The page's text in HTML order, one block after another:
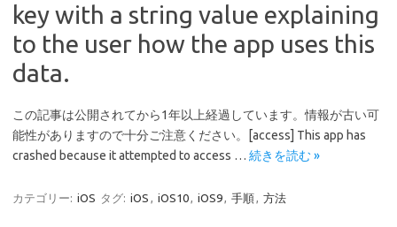
key with a string value explaining
to the user how the app uses this
data.
この記事は公開されてから1年以上経過しています。情報が古い可
能性がありますので十分ご注意ください。[access] This app has
crashed because it attempted to access … 続きを読む »
カテゴリー: iOS タグ: iOS , iOS10, iOS9, 手順, 方法